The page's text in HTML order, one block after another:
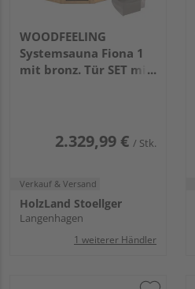
WOODFEELING
Systemsauna Fiona 1
mit bronz. Tür SET mit
2.329,99 € / Stk.
Verkauf & Versand
HolzLand Stoellger
Langenhagen
1 weiterer Händler